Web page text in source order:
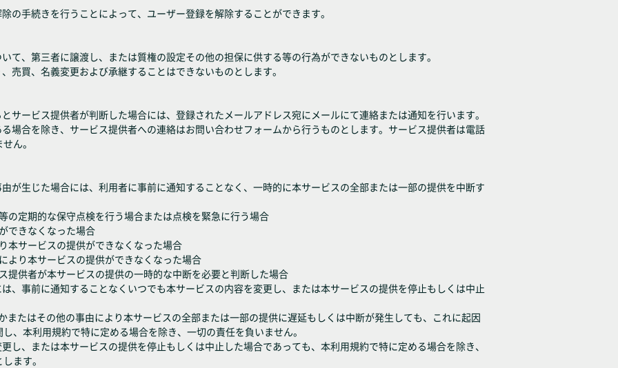
の手続きを行うことによって、ユーザー登録を解除することができます。
て、第三者に譲渡し、または質権の設定その他の担保に供する等の行為ができないものとします。
売買、名義変更および承継することはできないものとします。
サービス提供者が判断した場合には、登録されたメールアドレス宛にメールにて連絡または通知を行います。
場合を除き、サービス提供者への連絡はお問い合わせフォームから行うものとします。サービス提供者は電話
ん。
が生じた場合には、利用者に事前に通知することなく、一時的に本サービスの全部または一部の提供を中断す
の定期的な保守点検を行う場合または点検を緊急に行う場合
できなくなった場合
本サービスの提供ができなくなった場合
より本サービスの提供ができなくなった場合
提供者が本サービスの提供の一時的な中断を必要と判断した場合
、事前に通知することなくいつでも本サービスの内容を変更し、または本サービスの提供を停止もしくは中止
またはその他の事由により本サービスの全部または一部の提供に遅延もしくは中断が発生しても、これに起因
、本利用規約で特に定める場合を除き、一切の責任を負いません。
し、または本サービスの提供を停止もしくは中止した場合であっても、本利用規約で特に定める場合を除き、
ます。